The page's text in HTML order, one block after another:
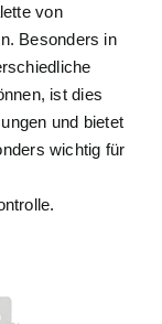
von
Besonders in
ist dies
und bietet
wichtig für